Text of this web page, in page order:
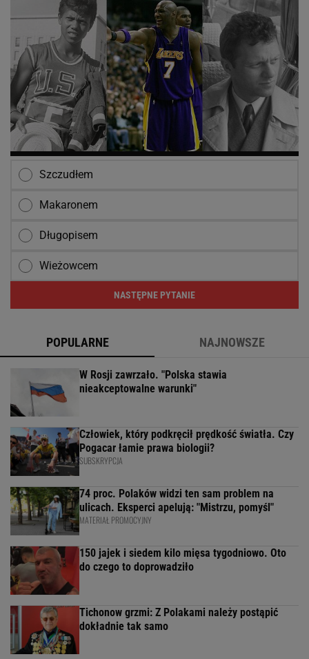
Szczudłem
Makaronem
Długopisem
Wieżowcem
NASTĘPNE PYTANIE
POPULARNE NAJNOWSZE
W Rosji zawrzało. "Polska stawia
nieakceptowalne warunki"
Człowiek, który podkręcił prędkość światła. Czy
Pogacar łamie prawa biologii?
SUBSKRYPCJA
74 proc. Polaków widzi ten sam problem na
ulicach. Eksperci apelują: "Mistrzu, pomyśl"
MATERIAŁ PROMOCYJNY
150 jajek i siedem kilo mięsa tygodniowo. Oto
do czego to doprowadziło
Tichonow grzmi: Z Polakami należy postąpić
dokładnie tak samo